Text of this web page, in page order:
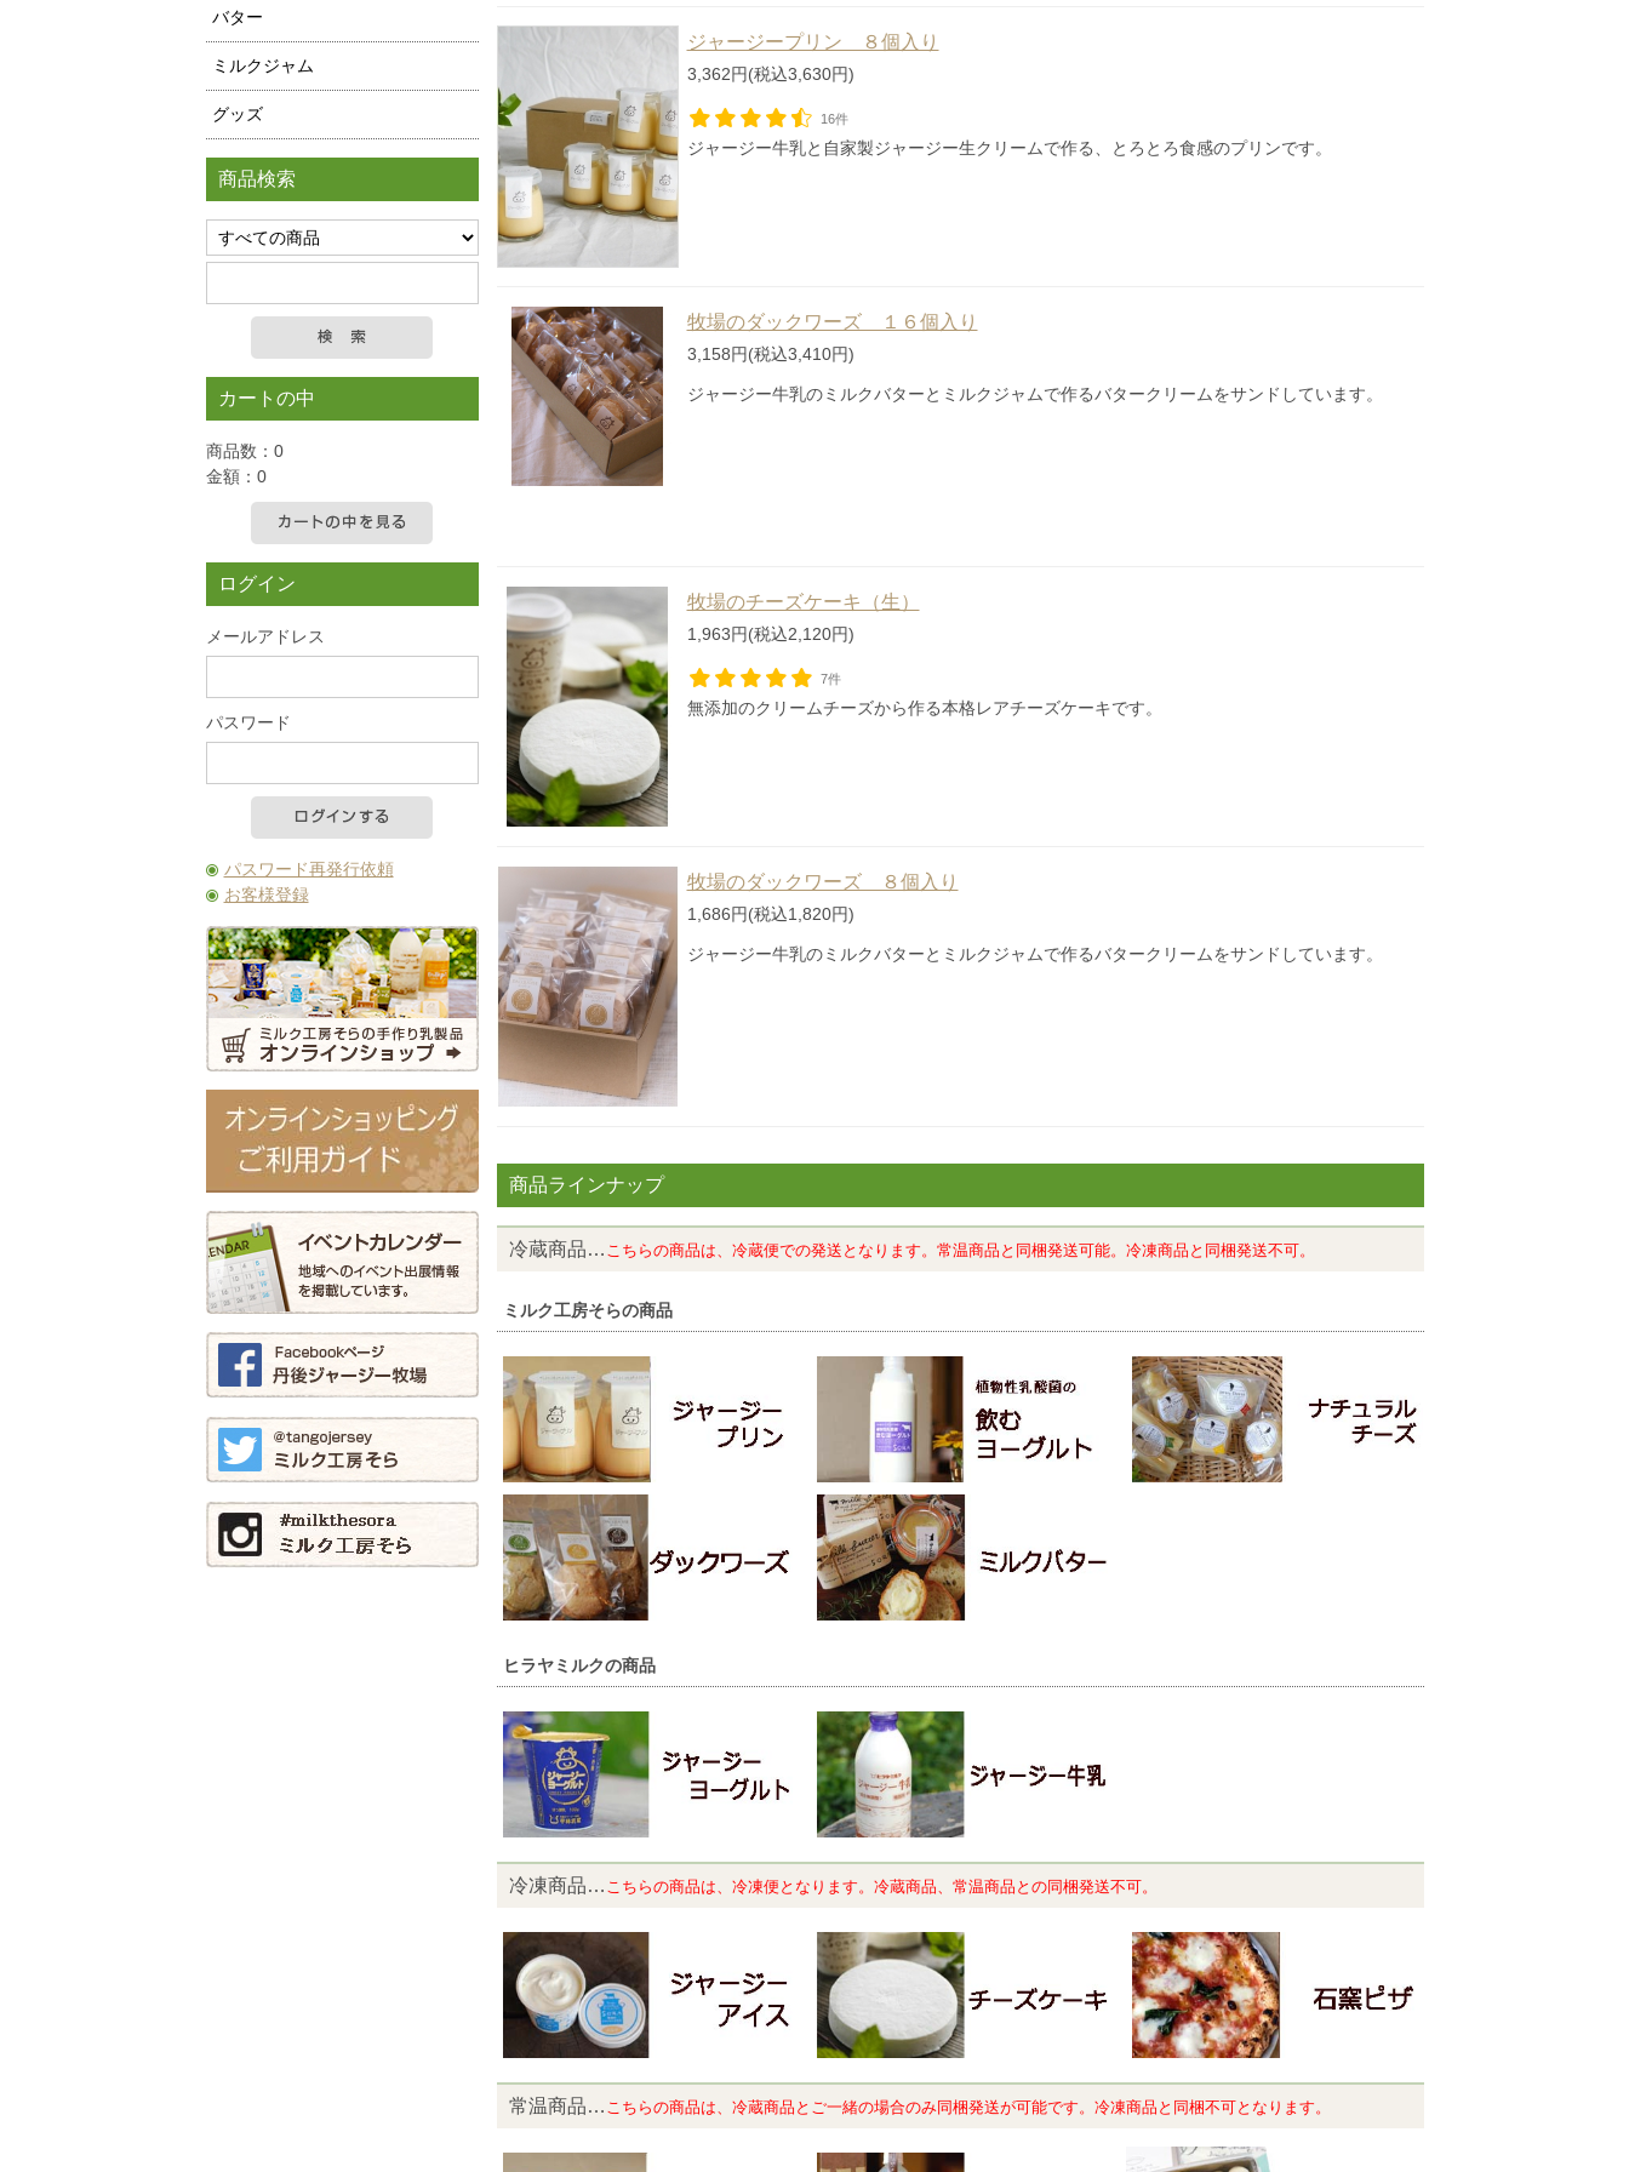
ジャージープリン ８個入り
3,362円(税込3,630円)
16件
ジャージー牛乳と自家製ジャージー生クリームで作る、とろとろ食感のプリンです。
牧場のダックワーズ １６個入り
3,158円(税込3,410円)
ジャージー牛乳のミルクバターとミルクジャムで作るバタークリームをサンドしています。
牧場のチーズケーキ（生）
1,963円(税込2,120円)
7件
無添加のクリームチーズから作る本格レアチーズケーキです。
牧場のダックワーズ ８個入り
1,686円(税込1,820円)
ジャージー牛乳のミルクバターとミルクジャムで作るバタークリームをサンドしています。
商品ラインナップ
冷蔵商品… こちらの商品は、冷蔵便での発送となります。常温商品と同梱発送可能。冷凍商品と同梱発送不可。
ミルク工房そらの商品
ヒラヤミルクの商品
冷凍商品… こちらの商品は、冷凍便となります。冷蔵商品、常温商品との同梱発送不可。
常温商品… こちらの商品は、 冷蔵商品とご一緒の場合のみ同梱発送が可能です。冷凍商品と同梱不可となります。
バター
ミルクジャム
グッズ
商品検索
カートの中
商品数：0
金額：0
ログイン
メールアドレス
パスワード
パスワード再発行依頼
お客様登録